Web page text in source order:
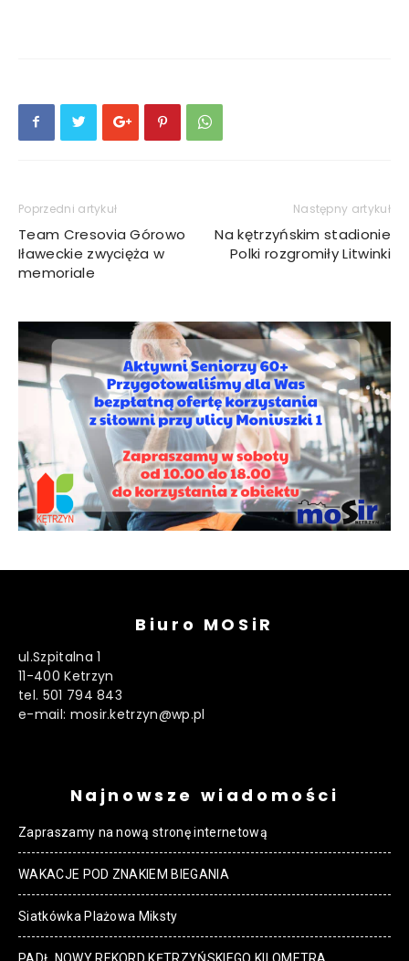
Poprzedni artykuł
Team Cresovia Górowo
Iławeckie zwycięża w
memoriale
Następny artykuł
Na kętrzyńskim stadionie
Polki rozgromiły Litwinki
Biuro MOSiR
ul.Szpitalna 1
11-400 Ketrzyn
tel. 501 794 843
e-mail: mosir.ketrzyn@wp.pl
Najnowsze wiadomości
Zapraszamy na nową stronę internetową
WAKACJE POD ZNAKIEM BIEGANIA
Siatkówka Plażowa Miksty